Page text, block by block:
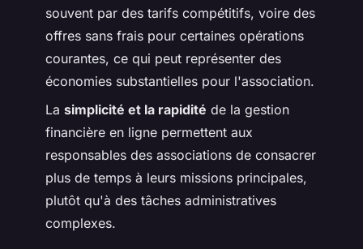
souvent par des tarifs compétitifs, voire des
offres sans frais pour certaines opérations
courantes, ce qui peut représenter des
économies substantielles pour l'association.
La simplicité et la rapidité de la gestion
financière en ligne permettent aux
responsables des associations de consacrer
plus de temps à leurs missions principales,
plutôt qu'à des tâches administratives
complexes.